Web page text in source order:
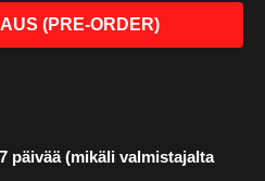
(PRE-ORDER)
päivää (mikäli valmistajalta